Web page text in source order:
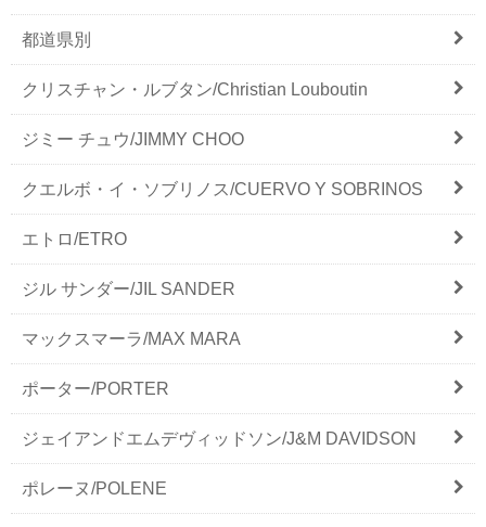
都道県別
クリスチャン・ルブタン/Christian Louboutin
ジミー チュウ/JIMMY CHOO
クエルボ・イ・ソブリノス/CUERVO Y SOBRINOS
エトロ/ETRO
ジル サンダー/JIL SANDER
マックスマーラ/MAX MARA
ポーター/PORTER
ジェイアンドエムデヴィッドソン/J&M DAVIDSON
ポレーヌ/POLENE